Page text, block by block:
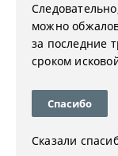
можно
за последние
сроком
Спасибо
Сказали